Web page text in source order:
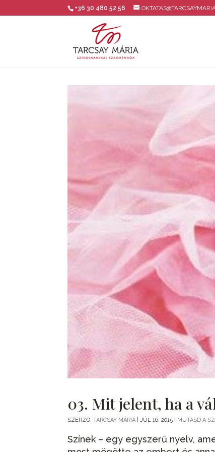
+36 30 480 52 56
03. Mit jelent, ha a
SZERZŐ:TARCSAY MÁRIA |JÚL 16, 2015 MUTASD A
Színek – egy egyszerű nyelv,